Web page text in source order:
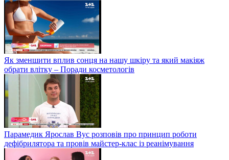
Як зменшити вплив сонця на нашу шкіру та який макіяж
обрати влітку – Поради косметологів
Парамедик Ярослав Вус розповів про принцип роботи
дефібрилятора та провів майстер-клас із реанімування